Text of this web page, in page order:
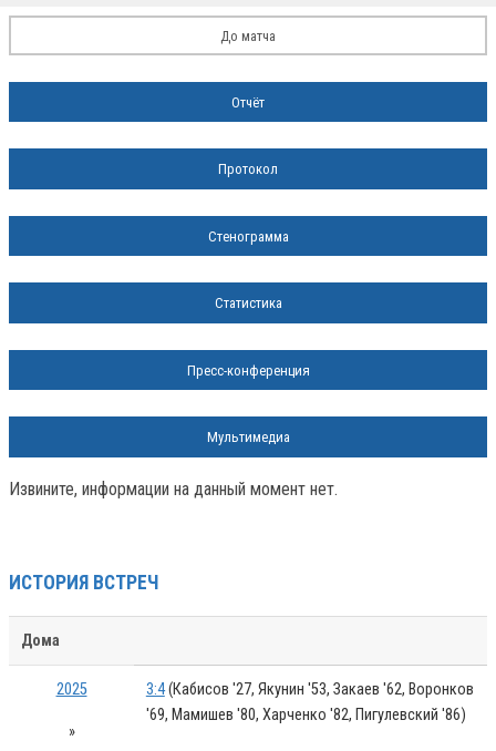
До матча
Отчёт
Протокол
Стенограмма
Статистика
Пресс-конференция
Мультимедиа
Извините, информации на данный момент нет.
ИСТОРИЯ ВСТРЕЧ
Дома
2025
»
3:4(Кабисов '27, Якунин '53, Закаев '62, Воронков
'69, Мамишев '80, Харченко '82, Пигулевский '86)